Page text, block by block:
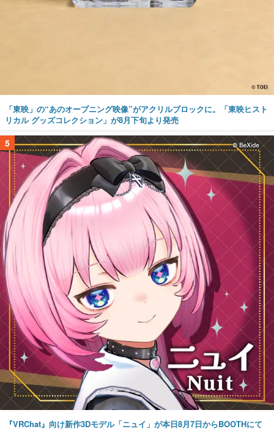
5
『VRChat』向け新作3Dモデル「ニュイ」が本日8月7日からBOOTHにて
発売。瞳に光る星や感情豊かな表情が、小悪魔かわいい